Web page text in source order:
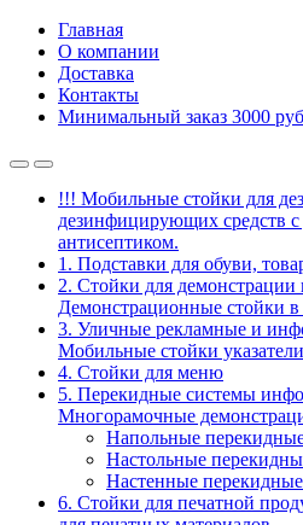
Главная
О компании
Доставка
Контакты
Минимальный заказ 3000
!!! Мобильные стойки для
дезинфицирующих средств
антисептиком.
1. Подставки для обуви,
2. Стойки для демонстрации
Демонстрационные стойки в
3. Уличные рекламные и
Мобильные стойки
4. Стойки для меню
5. Перекидные системы
Многорамочные
Напольные
Настольные
Настенные
6. Стойки для печатной